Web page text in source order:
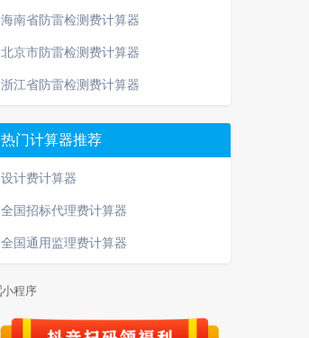
海南省防雷检测费计算器
北京市防雷检测费计算器
浙江省防雷检测费计算器
热门计算器推荐
设计费计算器
全国招标代理费计算器
全国通用监理费计算器